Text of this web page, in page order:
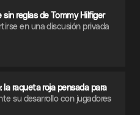
reglas de Tommy Hilfiger
en una discusión privada
la raqueta roja pensada para
su desarrollo con jugadores